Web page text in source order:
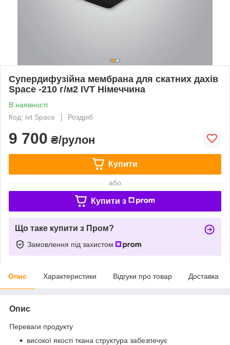
Супердифузійна мембрана для скатних дахів
Space -210 г/м2 IVT Німеччина
В наявності
Код: ivt Space
Роздріб
9 700 ₴/рулон
Купити
або
Купити з
Що таке купити з Пром?
Замовлення під захистом
Опис Характеристики Відгуки про товар Доставка
Опис
Переваги продукту
високої якості ткана структура забезпечує